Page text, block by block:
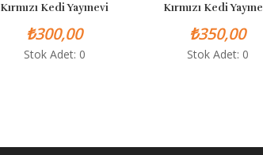
Kırmızı Kedi Yayınevi
₺300,00
Stok Adet: 0
Kırmızı Kedi
₺350,00
Stok Adet: 0